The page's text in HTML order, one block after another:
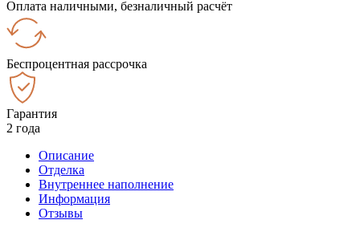
Оплата наличными, безналичный расчёт
Беспроцентная рассрочка
Гарантия
2 года
Описание
Отделка
Внутреннее наполнение
Информация
Отзывы